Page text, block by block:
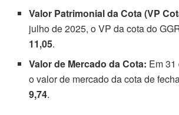
Valor Patrimonial da Cota (VP
julho de 2025, o VP da cota do
11,05.
Valor de Mercado da Cota: Em
o valor de mercado da cota de
9,74.